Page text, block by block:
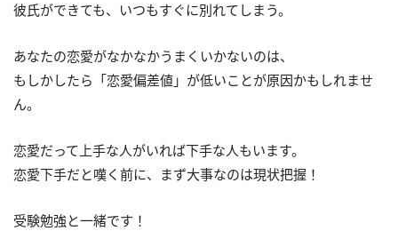
彼氏ができても、いつもすぐに別れてしまう。
あなたの恋愛がなかなかうまくいかないのは、
もしかしたら「恋愛偏差値」が低いことが原因かもしれませ
ん。
恋愛だって上手な人がいれば下手な人もいます。
恋愛下手だと嘆く前に、まず大事なのは現状把握！
受験勉強と一緒です！